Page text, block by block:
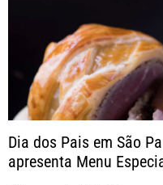
o
d
Dia dos Pais em São
apresenta Menu